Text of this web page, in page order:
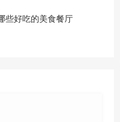
些好吃的美食餐厅